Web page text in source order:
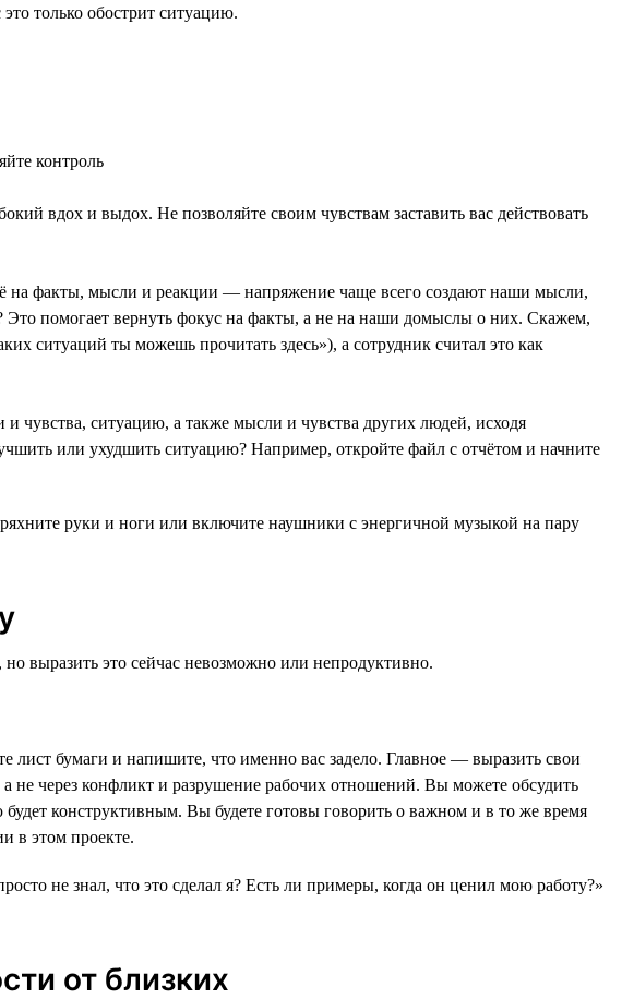
только обострит ситуацию.
контроль
вдох и выдох. Не позволяйте своим чувствам заставить вас действовать
на факты, мысли и реакции — напряжение чаще всего создают наши мысли,
Это помогает вернуть фокус на факты, а не на наши домыслы о них. Скажем,
ситуаций ты можешь прочитать здесь»), а сотрудник считал это как
чувства, ситуацию, а также мысли и чувства других людей, исходя
или ухудшить ситуацию? Например, откройте файл с отчётом и начните
руки и ноги или включите наушники с энергичной музыкой на пару
выразить это сейчас невозможно или непродуктивно.
лист бумаги и напишите, что именно вас задело. Главное — выразить свои
не через конфликт и разрушение рабочих отношений. Вы можете обсудить
конструктивным. Вы будете готовы говорить о важном и в то же время
в этом проекте.
не знал, что это сделал я? Есть ли примеры, когда он ценил мою работу?»
от близких